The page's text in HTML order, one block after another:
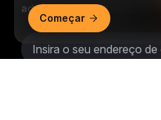
adequadas para todos.
Começar